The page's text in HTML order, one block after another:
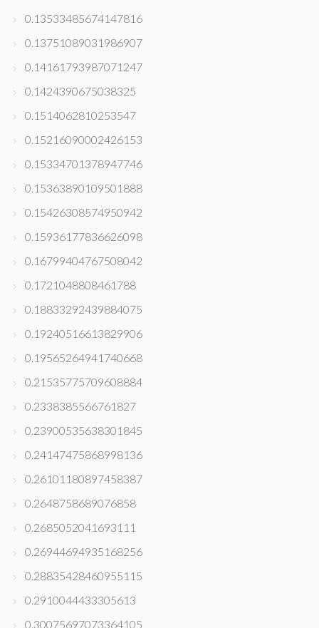
0.13533485674147816
0.13751089031986907
0.14161793987071247
0.1424390675038325
0.1514062810253547
0.15216090002426153
0.15334701378947746
0.15363890109501888
0.15426308574950942
0.15936177836626098
0.16799404767508042
0.1721048808461788
0.18833292439884075
0.19240516613829906
0.19565264941740668
0.21535775709608884
0.2338385566761827
0.23900535638301845
0.24147475868998136
0.26101180897458387
0.2648758689076858
0.2685052041693111
0.26944694935168256
0.28835428460955115
0.2910044433305613
0.30075697073364105